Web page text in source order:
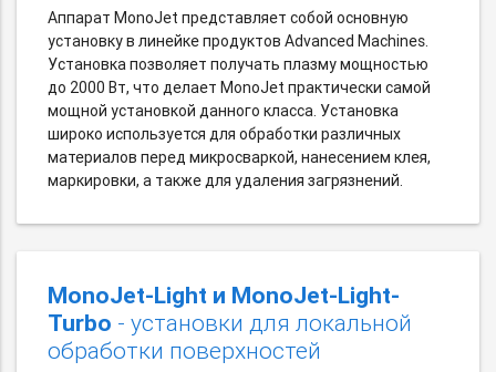
Аппарат MonoJet представляет собой основную
установку в линейке продуктов Advanced Machines.
Установка позволяет получать плазму мощностью
до 2000 Вт, что делает MonoJet практически самой
мощной установкой данного класса. Установка
широко используется для обработки различных
материалов перед микросваркой, нанесением клея,
маркировки, а также для удаления загрязнений.
MonoJet-Light и MonoJet-Light-
Turbo - установки для локальной
обработки поверхностей